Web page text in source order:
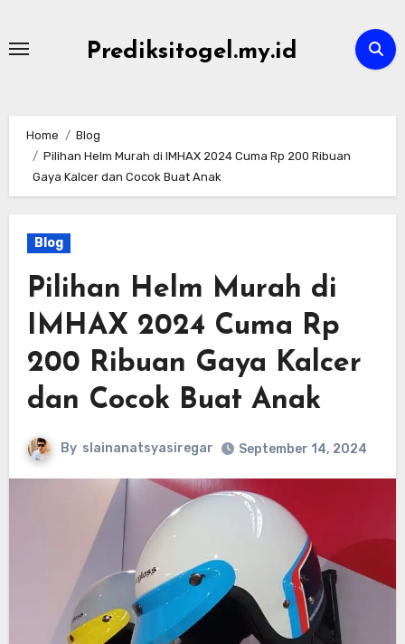
Prediksitogel.my.id
Home
Blog
Pilihan Helm Murah di IMHAX 2024 Cuma Rp 200 Ribuan
Gaya Kalcer dan Cocok Buat Anak
Blog
Pilihan Helm Murah di
IMHAX 2024 Cuma Rp
200 Ribuan Gaya Kalcer
dan Cocok Buat Anak
By slainanatsyasiregar September 14, 2024